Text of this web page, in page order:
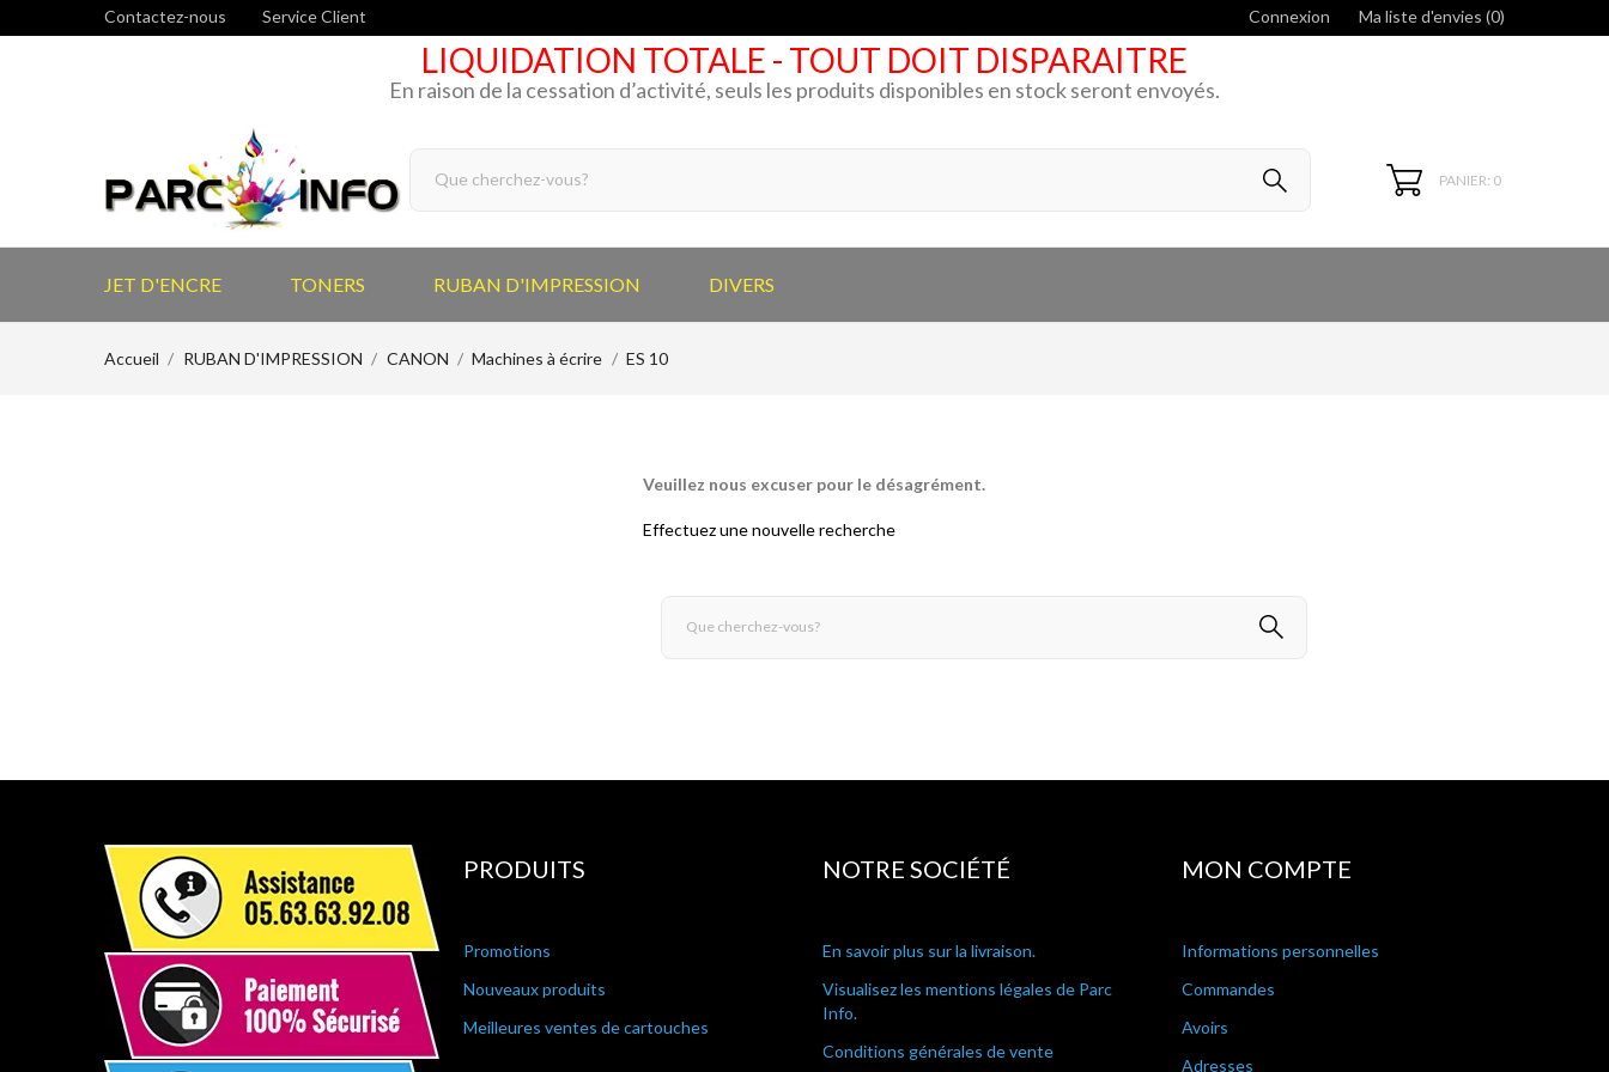
Contactez-nous Service Client Connexion Ma liste d'envies (0)
LIQUIDATION TOTALE - TOUT DOIT DISPARAITRE
En raison de la cessation d’activité, seuls les produits disponibles en stock seront envoyés.
PANIER: 0
JET D'ENCRE TONERS RUBAN D'IMPRESSION DIVERS
Accueil RUBAN D'IMPRESSION CANON Machines à écrire ES 10
Veuillez nous excuser pour le désagrément.
Effectuez une nouvelle recherche
PRODUITS
Promotions
Nouveaux produits
Meilleures ventes de cartouches
NOTRE SOCIÉTÉ
En savoir plus sur la livraison.
Visualisez les mentions légales de Parc
Info.
Conditions générales de vente
MON COMPTE
Informations personnelles
Commandes
Avoirs
Adresses